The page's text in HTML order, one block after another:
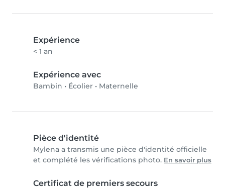
Expérience
< 1 an
Expérience avec
Bambin • Écolier • Maternelle
Pièce d'identité
Mylena a transmis une pièce d'identité officielle
et complété les vérifications photo. En savoir plus
Certificat de premiers secours